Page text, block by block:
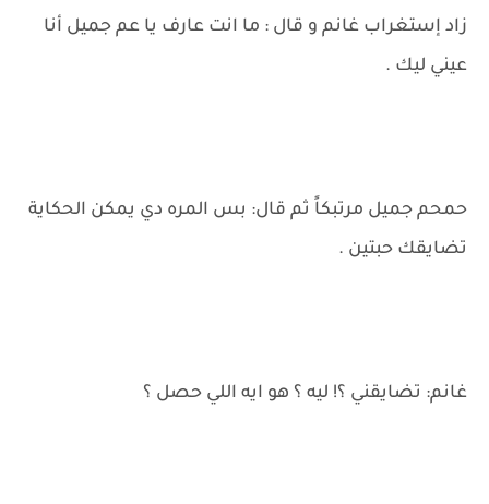
زاد إستغراب غانم و قال : ما انت عارف يا عم جميل أنا
عيني ليك .
حمحم جميل مرتبكاً ثم قال: بس المره دي يمكن الحكاية
تضايقك حبتين .
غانم: تضايقني ؟! ليه ؟ هو ايه اللي حصل ؟